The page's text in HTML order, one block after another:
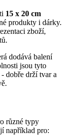
15 x 20 cm
produkty i dárky.
zboží,
dodává balení
jsou tyto
- dobře drží tvar a
různé typy
například pro: